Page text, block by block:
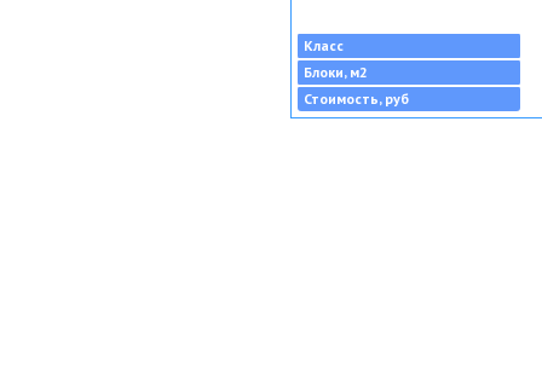
Класс
Блоки, м2
Стоимость, руб